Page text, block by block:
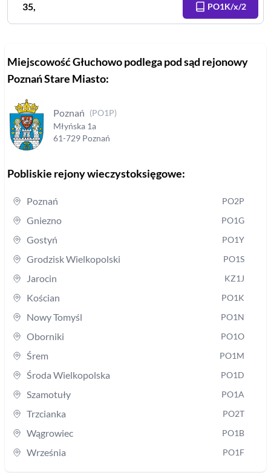
35, PO1K/x/2
MiejscowośćGłuchowopodlega pod sąd rejonowy
Poznań Stare Miasto:
Poznań (PO1P)
Młyńska 1a
61-729 Poznań
Pobliskie rejony wieczystoksięgowe:
Poznań PO2P
Gniezno PO1G
Gostyń PO1Y
Grodzisk Wielkopolski PO1S
Jarocin KZ1J
Kościan PO1K
Nowy Tomyśl PO1N
Oborniki PO1O
Śrem PO1M
Środa Wielkopolska PO1D
Szamotuły PO1A
Trzcianka PO2T
Wągrowiec PO1B
Września PO1F